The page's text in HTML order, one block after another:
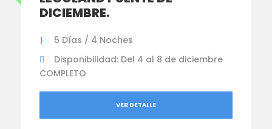
DICIEMBRE.
5 Días / 4 Noches
Disponibilidad: Del 4 al 8 de diciembre
COMPLETO
VER DETALLE